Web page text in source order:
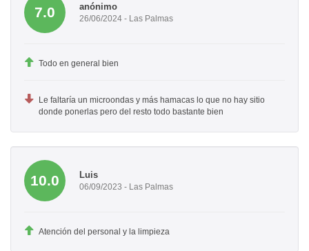
7.0 anónimo
26/06/2024 - Las Palmas
Todo en general bien
Le faltaría un microondas y más hamacas lo que no hay sitio
donde ponerlas pero del resto todo bastante bien
10.0 Luis
06/09/2023 - Las Palmas
Atención del personal y la limpieza